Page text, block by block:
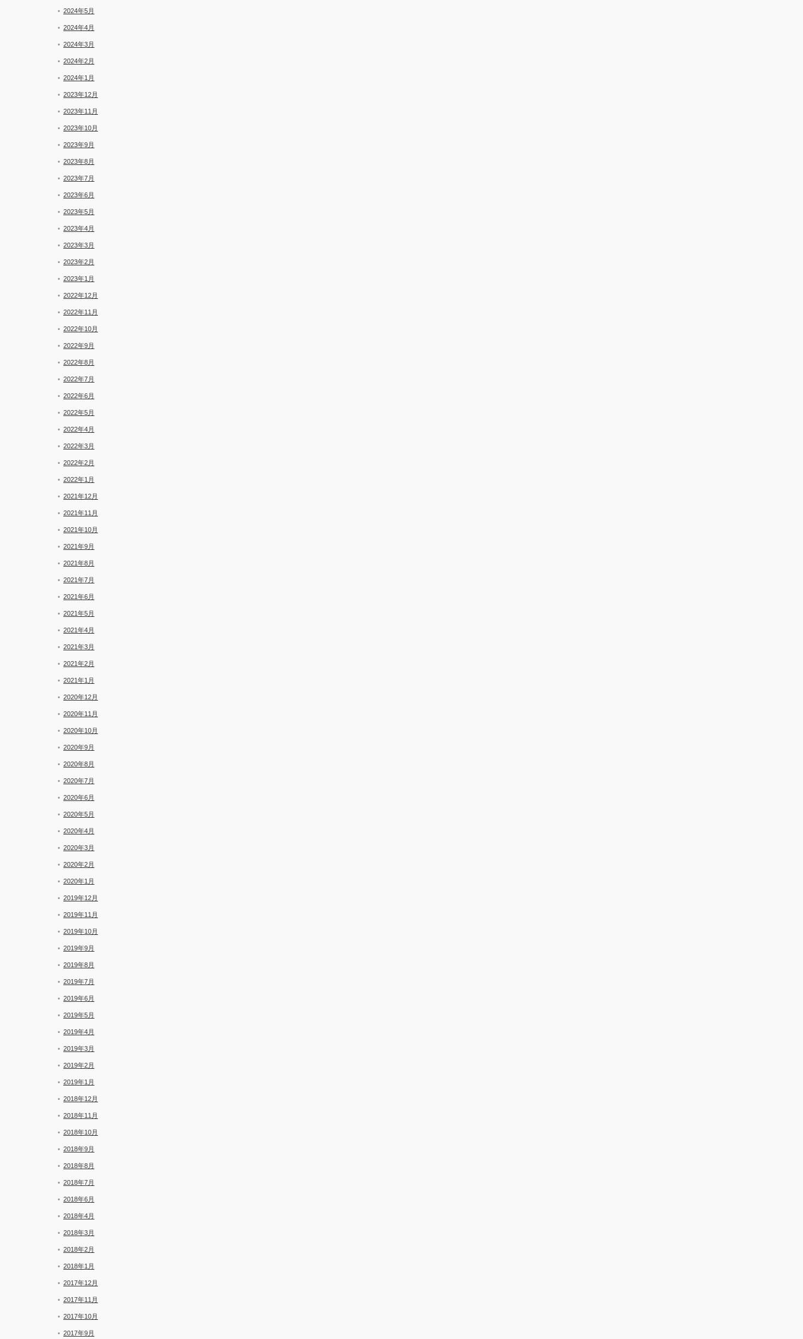
2024年5月
2024年4月
2024年3月
2024年2月
2024年1月
2023年12月
2023年11月
2023年10月
2023年9月
2023年8月
2023年7月
2023年6月
2023年5月
2023年4月
2023年3月
2023年2月
2023年1月
2022年12月
2022年11月
2022年10月
2022年9月
2022年8月
2022年7月
2022年6月
2022年5月
2022年4月
2022年3月
2022年2月
2022年1月
2021年12月
2021年11月
2021年10月
2021年9月
2021年8月
2021年7月
2021年6月
2021年5月
2021年4月
2021年3月
2021年2月
2021年1月
2020年12月
2020年11月
2020年10月
2020年9月
2020年8月
2020年7月
2020年6月
2020年5月
2020年4月
2020年3月
2020年2月
2020年1月
2019年12月
2019年11月
2019年10月
2019年9月
2019年8月
2019年7月
2019年6月
2019年5月
2019年4月
2019年3月
2019年2月
2019年1月
2018年12月
2018年11月
2018年10月
2018年9月
2018年8月
2018年7月
2018年6月
2018年4月
2018年3月
2018年2月
2018年1月
2017年12月
2017年11月
2017年10月
2017年9月